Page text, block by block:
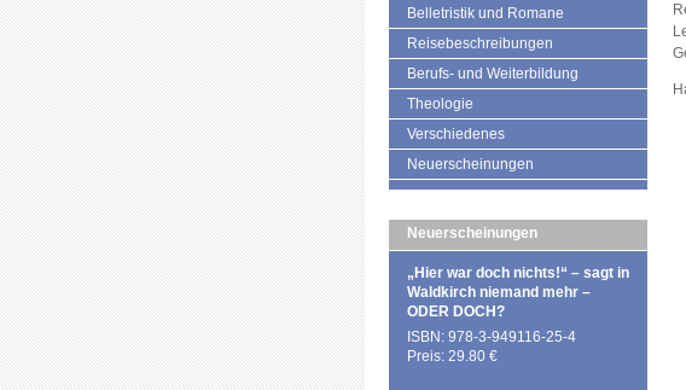
Belletristik und Romane
Reisebeschreibungen
Berufs- und Weiterbildung
Theologie
Verschiedenes
Neuerscheinungen
Neuerscheinungen
„Hier war doch nichts!“ – sagt in
Waldkirch niemand mehr –
ODER DOCH?
ISBN: 978-3-949116-25-4
Preis: 29.80 €